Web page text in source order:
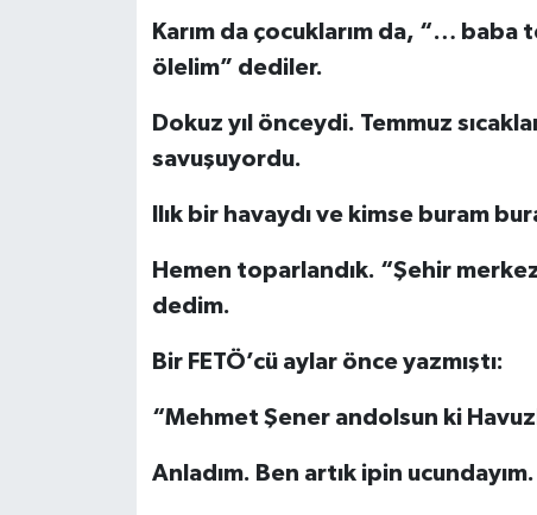
Karım da çocuklarım da, “…
ölelim” dediler.
Dokuz yıl önceydi. Temmuz
savuşuyordu.
Ilık bir havaydı ve kimse buram
Hemen toparlandık. “Şehir
dedim.
Bir FETÖ’cü aylar önce yazmıştı:
“Mehmet Şener andolsun ki
Anladım. Ben artık ipin